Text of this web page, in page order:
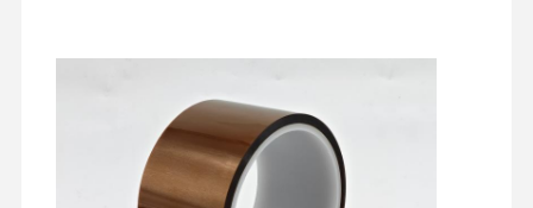
Βιομηχανική ταινία